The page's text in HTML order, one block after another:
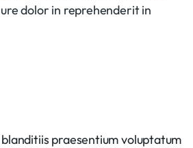
dolor in reprehenderit in
praesentium voluptatum